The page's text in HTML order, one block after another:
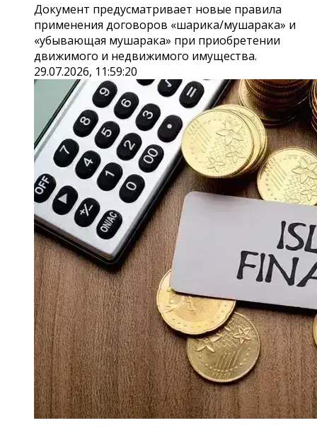
Документ предусматривает новые правила
применения договоров «шарика/мушарака» и
«убывающая мушарака» при приобретении
движимого и недвижимого имущества.
29.07.2026, 11:59:20